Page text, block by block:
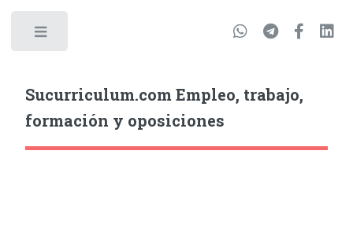
Sucurriculum.com Empleo, trabajo,
formación y oposiciones